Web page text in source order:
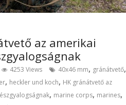
az amerikai
4253 Views 40x46 mm, gránátvető,
, heckler und koch, HK gránátvető az
, marine corps, marines,